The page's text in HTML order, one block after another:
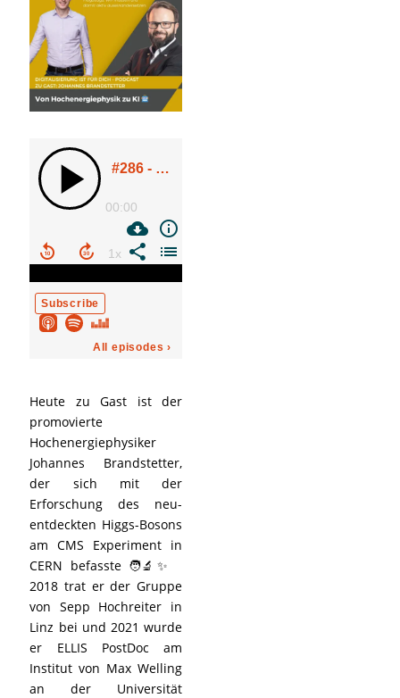
Heute zu Gast ist der
promovierte
Hochenergiephysiker
Johannes Brandstetter,
der sich mit der
Erforschung des neu-
entdeckten Higgs-Bosons
am CMS Experiment in
CERN befasste 🧑‍🔬✨
2018 trat er der Gruppe
von Sepp Hochreiter in
Linz bei und 2021 wurde
er ELLIS PostDoc am
Institut von Max Welling
an der Universität